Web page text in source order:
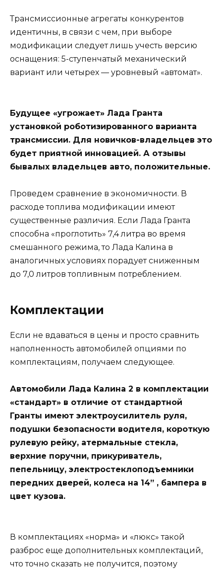
Трансмиссионные агрегаты конкурентов
идентичны, в связи с чем, при выборе
модификации следует лишь учесть версию
оснащения: 5-ступенчатый механический
вариант или четырех — уровневый «автомат».
Будущее «угрожает» Лада Гранта
установкой роботизированного варианта
трансмиссии. Для новичков-владельцев это
будет приятной инновацией. А отзывы
бывалых владельцев авто, положительные.
Проведем сравнение в экономичности. В
расходе топлива модификации имеют
существенные различия. Если Лада Гранта
способна «проглотить» 7,4 литра во время
смешанного режима, то Лада Калина в
аналогичных условиях порадует сниженным
до 7,0 литров топливным потреблением.
Комплектации
Если не вдаваться в цены и просто сравнить
наполненность автомобилей опциями по
комплектациям, получаем следующее.
Автомобили Лада Калина 2 в комплектации
«стандарт» в отличие от стандартной
Гранты имеют электроусилитель руля,
подушки безопасности водителя, короткую
рулевую рейку, атермальные стекла,
верхние поручни, прикуриватель,
пепельницу, электростеклоподъемники
передних дверей, колеса на 14” , бампера в
цвет кузова.
В комплектациях «норма» и «люкс» такой
разброс еще дополнительных комплектаций,
что точно сказать не получится, поэтому